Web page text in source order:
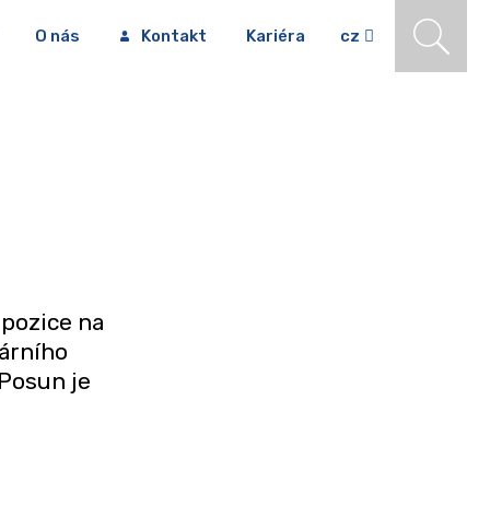
O nás Kontakt Kariéra cz
na
je